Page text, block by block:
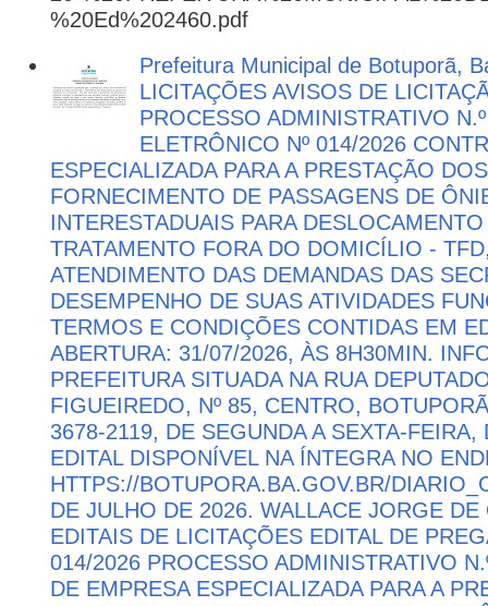
%20Ed%202460.pdf
Prefeitura Municipal de Botuporã,
LICITAÇÕES AVISOS DE
PROCESSO ADMINISTRATIVO
ELETRÔNICO Nº 014/2026
ESPECIALIZADA PARA A PRESTAÇÃO
FORNECIMENTO DE PASSAGENS DE
INTERESTADUAIS PARA
TRATAMENTO FORA DO DOMICÍLIO -
ATENDIMENTO DAS DEMANDAS DAS
DESEMPENHO DE SUAS ATIVIDADES
TERMOS E CONDIÇÕES CONTIDAS EM
ABERTURA: 31/07/2026, ÀS 8H30MIN.
PREFEITURA SITUADA NA RUA
FIGUEIREDO, Nº 85, CENTRO,
3678-2119, DE SEGUNDA A SEXTA-
EDITAL DISPONÍVEL NA ÍNTEGRA NO
HTTPS://BOTUPORA.BA.GOV.BR/
DE JULHO DE 2026. WALLACE JORGE
EDITAIS DE LICITAÇÕES EDITAL DE
014/2026 PROCESSO ADMINISTRATIVO
DE EMPRESA ESPECIALIZADA PARA A